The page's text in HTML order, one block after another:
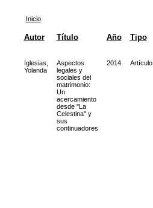
Inicio
Autor Título Año Tipo
Iglesias,
Yolanda
Aspectos
legales y
sociales del
matrimonio:
Un
acercamiento
desde "La
Celestina" y
sus
continuadores
2014 Artículo